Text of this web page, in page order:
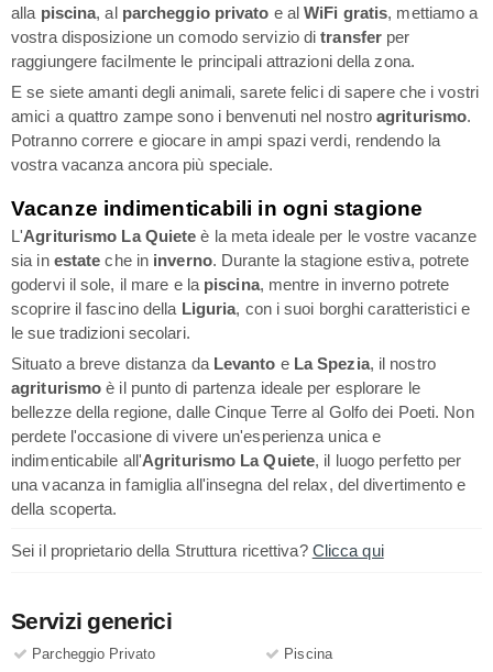
alla piscina, al parcheggio privato e alWiFi gratis, mettiamo a
vostra disposizione un comodo servizio ditransfer per
raggiungere facilmente le principali attrazioni della zona.
E se siete amanti degli animali, sarete felici di sapere che i vostri
amici a quattro zampe sono i benvenuti nel nostroagriturismo.
Potranno correre e giocare in ampi spazi verdi, rendendo la
vostra vacanza ancora più speciale.
Vacanze indimenticabili in ogni stagione
L'Agriturismo La Quiete è la meta ideale per le vostre vacanze
sia in estate che in inverno. Durante la stagione estiva, potrete
godervi il sole, il mare e la piscina, mentre in inverno potrete
scoprire il fascino della Liguria, con i suoi borghi caratteristici e
le sue tradizioni secolari.
Situato a breve distanza da Levanto e La Spezia, il nostro
agriturismo è il punto di partenza ideale per esplorare le
bellezze della regione, dalle Cinque Terre al Golfo dei Poeti. Non
perdete l'occasione di vivere un'esperienza unica e
indimenticabile all'Agriturismo La Quiete, il luogo perfetto per
una vacanza in famiglia all'insegna del relax, del divertimento e
della scoperta.
Sei il proprietario della Struttura ricettiva? Clicca qui
Servizi generici
Parcheggio Privato
Piscina